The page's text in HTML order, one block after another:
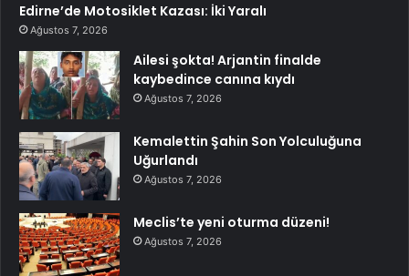
Edirne’de Motosiklet Kazası: İki Yaralı
Ağustos 7, 2026
Ailesi şokta! Arjantin finalde
kaybedince canına kıydı
Ağustos 7, 2026
Kemalettin Şahin Son Yolculuğuna
Uğurlandı
Ağustos 7, 2026
Meclis’te yeni oturma düzeni!
Ağustos 7, 2026